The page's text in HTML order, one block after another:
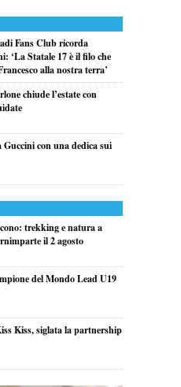
Fans Club ricorda
‘La Statale 17 è il filo che
alla nostra terra’
chiude l’estate con
con una dedica sui
trekking e natura a
il 2 agosto
del Mondo Lead U19
Kiss, siglata la partnership